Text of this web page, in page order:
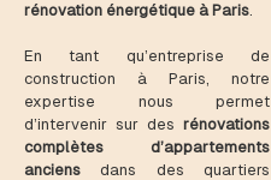
rénovation énergétique à Paris.
En tant qu’entreprise de
construction à Paris, notre
expertise nous permet
d’intervenir sur des rénovations
complètes d’appartements
anciens dans des quartiers